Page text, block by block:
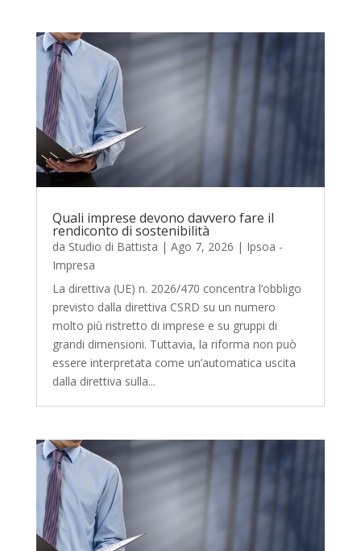
Quali imprese devono davvero fare il
rendiconto di sostenibilità
da Studio di Battista | Ago 7, 2026 | Ipsoa -
Impresa
La direttiva (UE) n. 2026/470 concentra l’obbligo
previsto dalla direttiva CSRD su un numero
molto più ristretto di imprese e su gruppi di
grandi dimensioni. Tuttavia, la riforma non può
essere interpretata come un’automatica uscita
dalla direttiva sulla...